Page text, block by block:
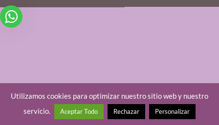
Utilizamos cookies para optimizar nuestro sitio web y nuestro
servicio.
Aceptar Todo Rechazar Personalizar